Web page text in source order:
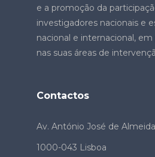
e a promoção da
investigadores nacionais e
nacional e internacional,
nas suas áreas de
Contactos
Av. António José de
1000-043 Lisboa